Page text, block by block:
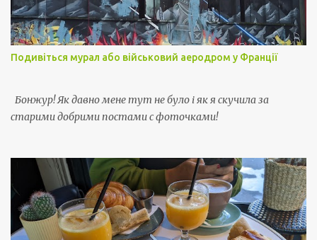
Подивіться мурал або військовий аеродром у Франції
Бонжур! Як давно мене тут не було і як я скучила за
старими добрими постами с фоточками!